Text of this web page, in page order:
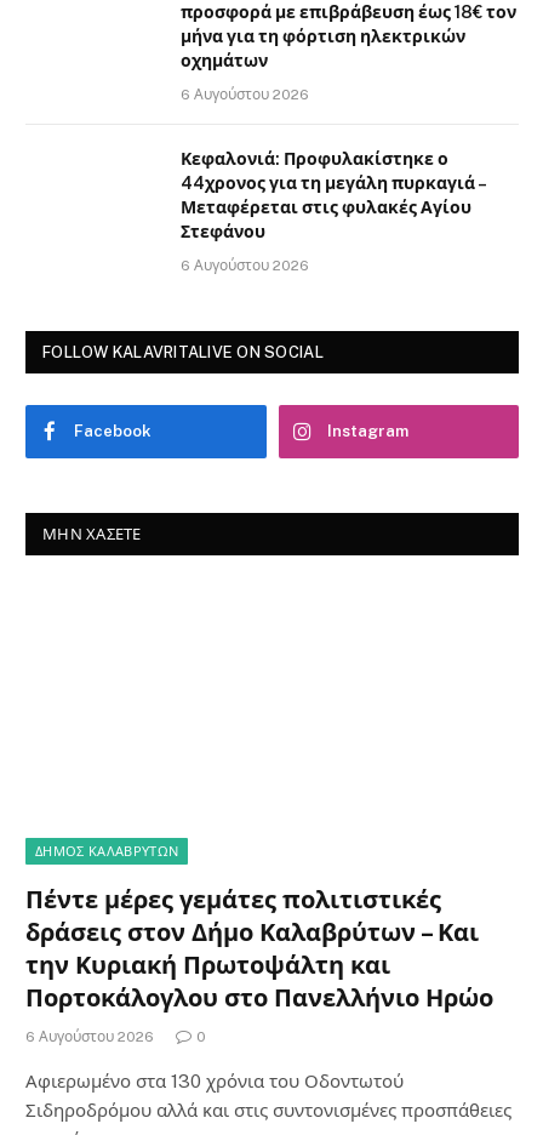
προσφορά με επιβράβευση έως 18€ τον
μήνα για τη φόρτιση ηλεκτρικών
οχημάτων
6 Αυγούστου 2026
Κεφαλονιά: Προφυλακίστηκε ο
44χρονος για τη μεγάλη πυρκαγιά –
Μεταφέρεται στις φυλακές Αγίου
Στεφάνου
6 Αυγούστου 2026
FOLLOW KALAVRITALIVE ON SOCIAL
Facebook Instagram
ΜΗΝ ΧΆΣΕΤΕ
ΔΗΜΟΣ ΚΑΛΑΒΡΥΤΩΝ
Πέντε μέρες γεμάτες πολιτιστικές
δράσεις στον Δήμο Καλαβρύτων – Και
την Κυριακή Πρωτοψάλτη και
Πορτοκάλογλου στο Πανελλήνιο Ηρώο
6 Αυγούστου 2026 0
Αφιερωμένο στα 130 χρόνια του Οδοντωτού
Σιδηροδρόμου αλλά και στις συντονισμένες προσπάθειες